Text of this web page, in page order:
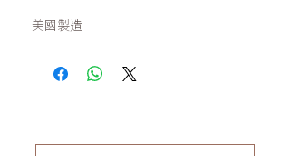
美國製造